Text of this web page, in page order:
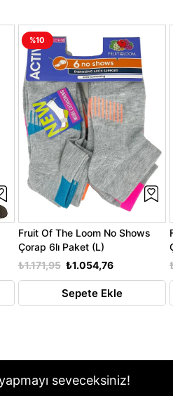
Fruit Of The Loom No Shows
Çorap 6lı Paket (L)
₺1.054,76
₺1.171,95
Sepete Ekle
%10
seveceksiniz!